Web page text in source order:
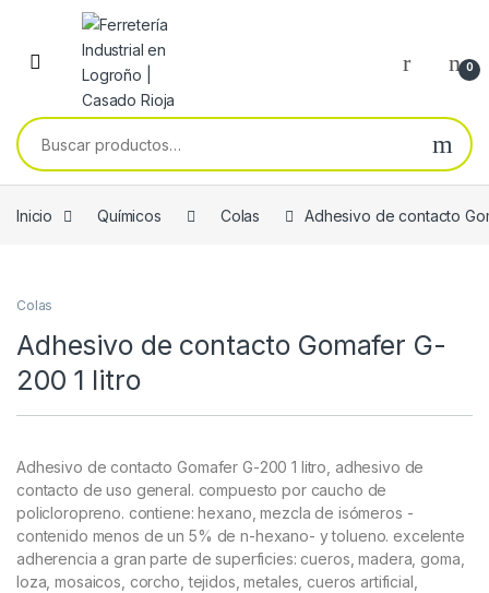
Skip to navigation
Skip to content
0
Buscar por:
Inicio Químicos Colas Adhesivo de contacto
Colas
Adhesivo de contacto Gomafer G-
200 1 litro
Adhesivo de contacto Gomafer G-200 1 litro, adhesivo de
contacto de uso general. compuesto por caucho de
policloropreno. contiene: hexano, mezcla de isómeros -
contenido menos de un 5% de n-hexano- y tolueno. excelente
adherencia a gran parte de superficies: cueros, madera, goma,
loza, mosaicos, corcho, tejidos, metales, cueros artificial,